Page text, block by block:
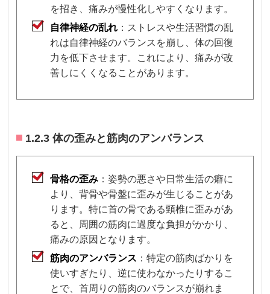
を招き、痛みが慢性化しやすくなります。
自律神経の乱れ ：ストレスや生活習慣の乱
れは自律神経のバランスを崩し、体の回復
力を低下させます。これにより、痛みが改
善しにくくなることがあります。
1.2.3 体の歪みと筋肉のアンバランス
骨格の歪み ：姿勢の悪さや日常生活の癖に
より、背骨や骨盤に歪みが生じることがあ
ります。特に首の骨である頸椎に歪みがあ
ると、周囲の筋肉に過度な負担がかかり、
痛みの原因となります。
筋肉のアンバランス ：特定の筋肉ばかりを
使いすぎたり、逆に使わなかったりするこ
とで、首周りの筋肉のバランスが崩れま